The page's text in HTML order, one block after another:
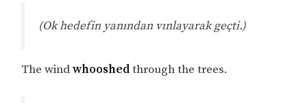
(Ok hedefin yanından vınlayarak geçti.)
The windwhooshedthrough the trees.